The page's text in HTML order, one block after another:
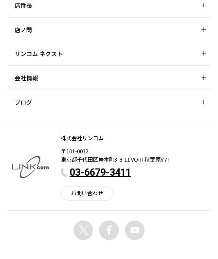
店番長
店ノ閃
リンコム ネクスト
会社情報
ブログ
株式会社リンコム
〒101-0032
東京都千代田区岩本町3-8-11 VORT秋葉原V 7F
03-6679-3411
お問い合わせ